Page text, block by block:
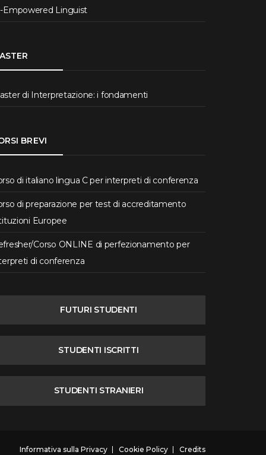
Empowered Linguist
di Interpretazione: i fondamenti
BREVI
di italiano lingua C per interpreti di conferenza
di preparazione per test di accreditamento
Europee
Corso ONLINE di perfezionamento per
di conferenza
FUTURI STUDENTI
STUDENTI ISCRITTI
STUDENTI STRANIERI
Informativa sulla Privacy Cookie Policy Credits